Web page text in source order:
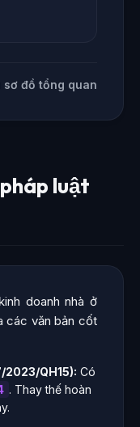
sơ đồ tổng quan
luật
doanh nhà ở
các văn bản cốt
2023/QH15): Có
. Thay thế hoàn